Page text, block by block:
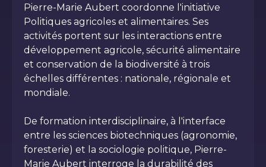
Pierre-Marie Aubert coordonne l'initiative
Politiques agricoles et alimentaires. Ses
activités portent sur les interactions entre
développement agricole, sécurité alimentaire
et conservation de la biodiversité à trois
échelles différentes : nationale, régionale et
mondiale.
De formation interdisciplinaire, à l'interface
entre les sciences biotechniques (agronomie,
foresterie) et la sociologie politique, Pierre-
Marie Aubert interroge la durabilité des